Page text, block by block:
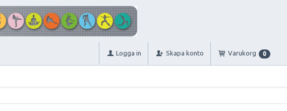
Logga in Skapa konto Varukorg 0